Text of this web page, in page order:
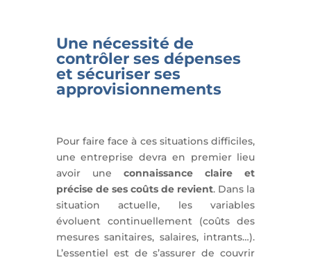
Une nécessité de
contrôler ses dépenses
et sécuriser ses
approvisionnements
Pour faire face à ces situations difficiles,
une entreprise devra en premier lieu
avoir une connaissance claire et
précise de ses coûts de revient. Dans la
situation actuelle, les variables
évoluent continuellement (coûts des
mesures sanitaires, salaires, intrants…).
L’essentiel est de s’assurer de couvrir